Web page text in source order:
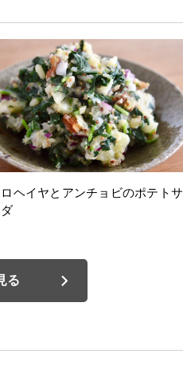
ヘイヤとアンチョビのポテトサ
る